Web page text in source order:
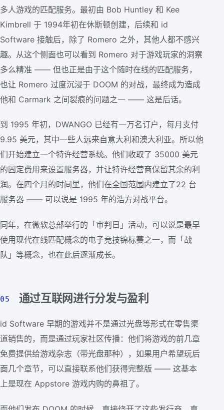
多人游戏的匹配服务。最初由 Bob Huntley 和 Kee
Kimbrell 于 1994年初在休斯顿创建，后续和 id
Software 接触后，除了 Romero 之外，其他人都不感兴
趣。从这个侧面也可以看到 Romero 对于游戏玩家的洞察
多么精准 —— 但也正是由于这个随时在线的匹配服务，
也让 Romero 过度沉浸于 DOOM 的对战，最终成为造成
他和 Carmark 之间裂痕的问题之一 —— 这是后话。
到 1995 年初，DWANGO 已经有一万名订户，每月支付
9.95 美元，其中一些人远来自意大利和澳大利亚。所以他
们开始建立一个特许经营系统。他们收取了 35000 美元
的固定费用来设置服务器，并让特许经营商保留其余的利
润。在四个月的时间里，他们在全国范围内建立了22 台
服务器 —— 可以说是 1995 年的浩方对战平台。
同年，在微软总部举行的「审判日」活动，可以说是最早
使用现代在线匹配概念的电子竞技锦标赛之一，而「战
队」等概念，也在此后逐渐成长。
05 通过互联网进行分发与盈利
id Software 早期的游戏并不是通过光盘等形式在零售渠
道销售的，而是通过玩家社区传播：他们将游戏的前几章
免费提供给游戏杂志（带光盘那种），如果用户希望玩后
面几个章节，可以直接联系他们获得完整版 —— 这基本
上是现在 Appstore 游戏内购的鼻祖了。